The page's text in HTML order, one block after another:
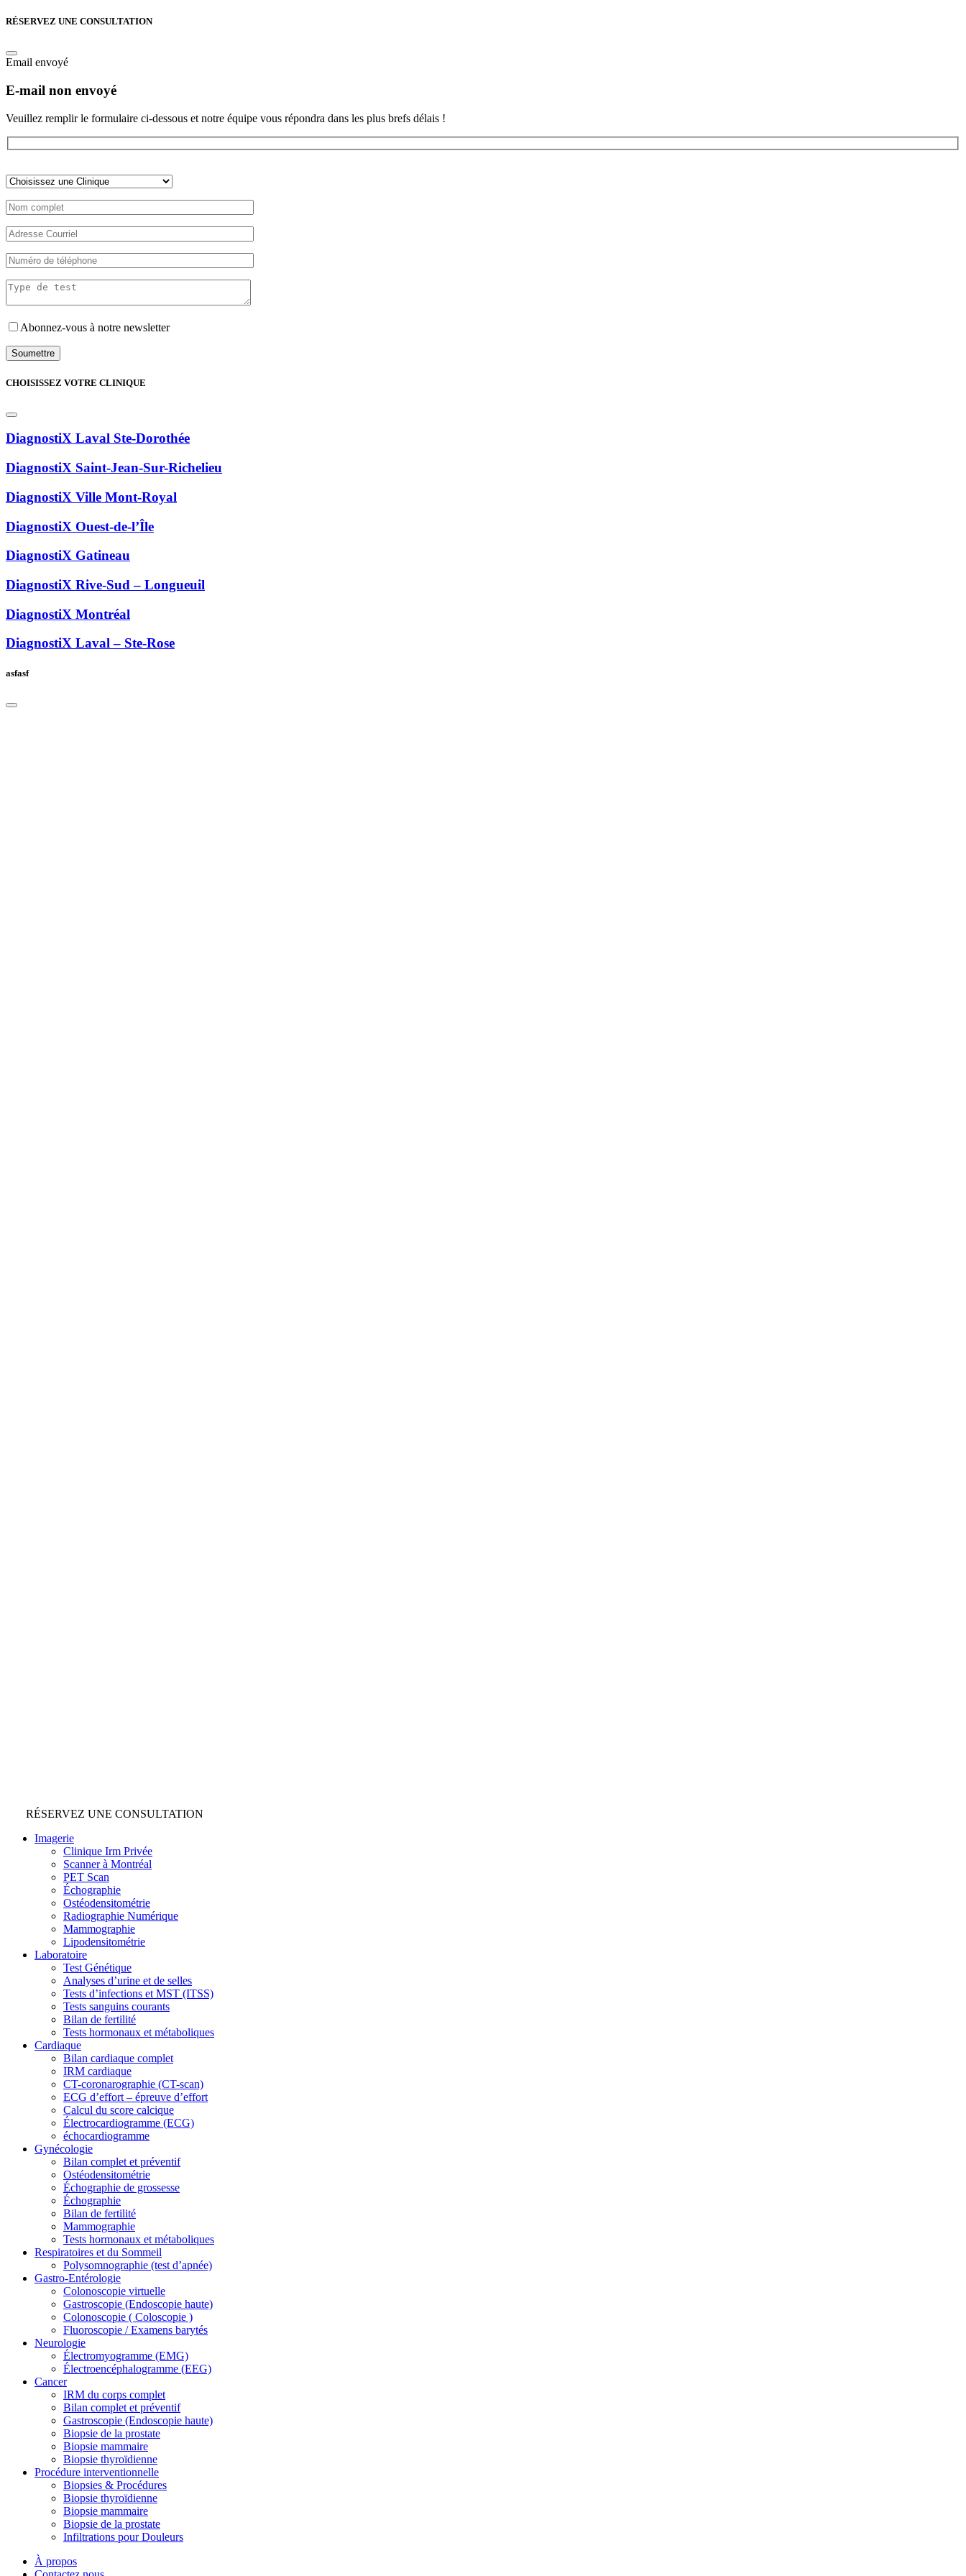
RÉSERVEZ UNE CONSULTATION
Email envoyé
E-mail non envoyé
Veuillez remplir le formulaire ci-dessous et notre équipe vous répondra dans les plus brefs délais !
laisser
champ
Abonnez-vous à notre newsletter
CHOISISSEZ VOTRE CLINIQUE
DiagnostiX Laval Ste-Dorothée
DiagnostiX Saint-Jean-Sur-Richelieu
DiagnostiX Ville Mont-Royal
DiagnostiX Ouest-de-l’Île
DiagnostiX Gatineau
DiagnostiX Rive-Sud – Longueuil
DiagnostiX Montréal
DiagnostiX Laval – Ste-Rose
asfasf
RÉSERVEZ UNE CONSULTATION
Imagerie
Clinique Irm Privée
Scanner à Montréal
PET Scan
Échographie
Ostéodensitométrie
Radiographie Numérique
Mammographie
Lipodensitométrie
Laboratoire
Test Génétique
Analyses d’urine et de selles
Tests d’infections et MST (ITSS)
Tests sanguins courants
Bilan de fertilité
Tests hormonaux et métaboliques
Cardiaque
Bilan cardiaque complet
IRM cardiaque
CT-coronarographie (CT-scan)
ECG d’effort – épreuve d’effort
Calcul du score calcique
Électrocardiogramme (ECG)
échocardiogramme
Gynécologie
Bilan complet et préventif
Ostéodensitométrie
Échographie de grossesse
Échographie
Bilan de fertilité
Mammographie
Tests hormonaux et métaboliques
Respiratoires et du Sommeil
Polysomnographie (test d’apnée)
Gastro-Entérologie
Colonoscopie virtuelle
Gastroscopie (Endoscopie haute)
Colonoscopie ( Coloscopie )
Fluoroscopie / Examens barytés
Neurologie
Électromyogramme (EMG)
Électroencéphalogramme (EEG)
Cancer
IRM du corps complet
Bilan complet et préventif
Gastroscopie (Endoscopie haute)
Biopsie de la prostate
Biopsie mammaire
Biopsie thyroïdienne
Procédure interventionnelle
Biopsies & Procédures
Biopsie thyroïdienne
Biopsie mammaire
Biopsie de la prostate
Infiltrations pour Douleurs
À propos